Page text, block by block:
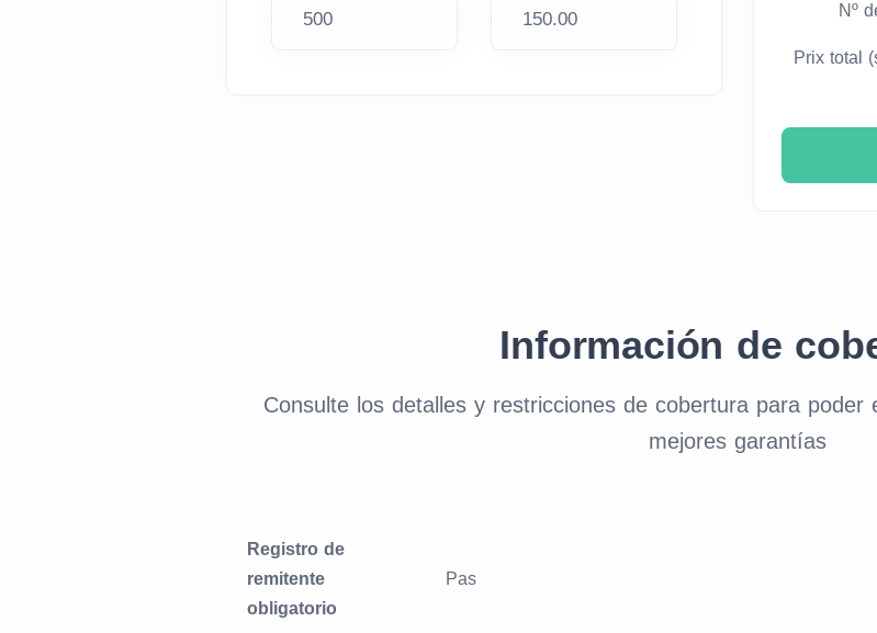
Nº
Prix total
Información de
Consulte los detalles y restricciones de cobertura para
mejores garantías
Registro de
remitente
obligatorio
Pas